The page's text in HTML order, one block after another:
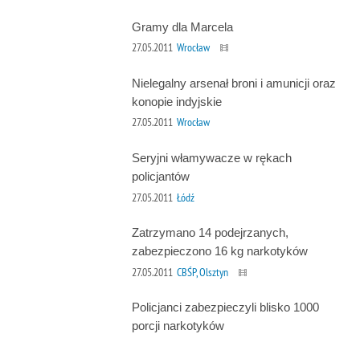
Gramy dla Marcela
27.05.2011 Wrocław
Nielegalny arsenał broni i amunicji oraz
konopie indyjskie
27.05.2011 Wrocław
Seryjni włamywacze w rękach
policjantów
27.05.2011 Łódź
Zatrzymano 14 podejrzanych,
zabezpieczono 16 kg narkotyków
27.05.2011 CBŚP, Olsztyn
Policjanci zabezpieczyli blisko 1000
porcji narkotyków